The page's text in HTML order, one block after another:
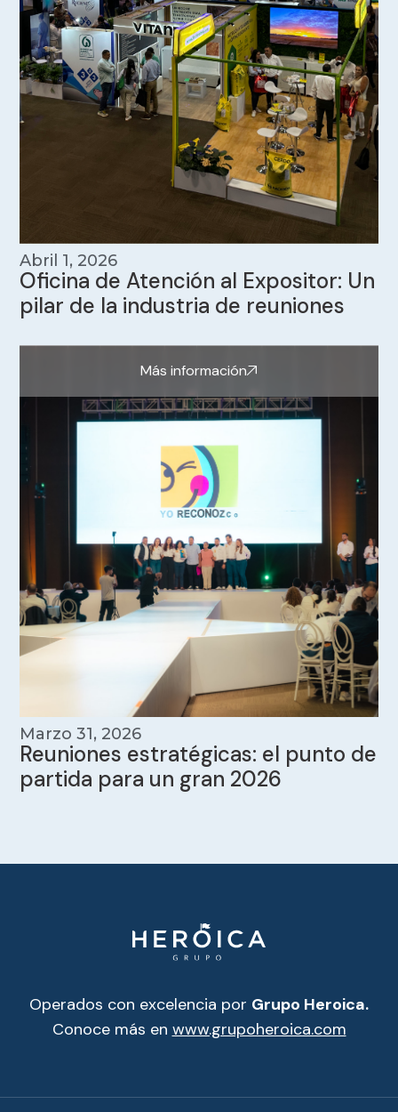
Abril 1, 2026
Oficina de Atención al Expositor: Un
pilar de la industria de reuniones
Más información
Marzo 31, 2026
Reuniones estratégicas: el punto de
partida para un gran 2026
Operados con excelencia por Grupo Heroica.
Conoce más en www.grupoheroica.com